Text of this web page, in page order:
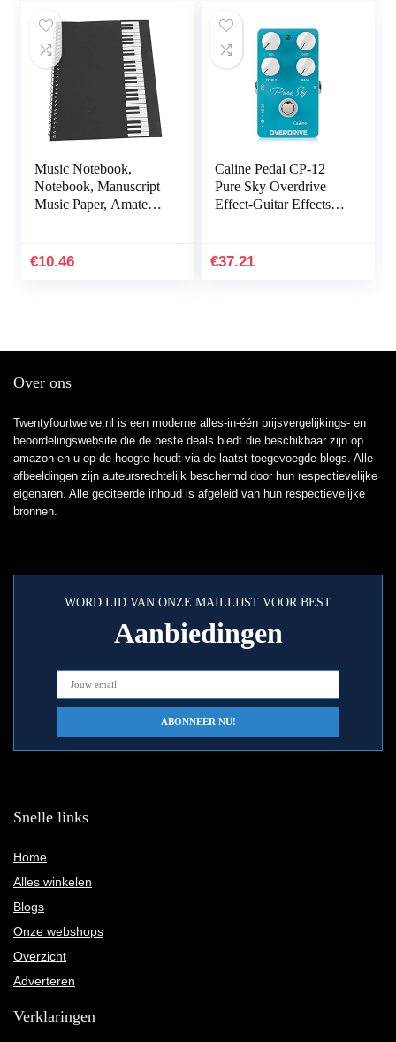
Music Notebook,
Notebook, Manuscript
Music Paper, Amateurs
piano pattern)
€10.46
Caline Pedal CP-12
Pure Sky Overdrive
Effect-Guitar Effects
€37.21
Over ons
Twentyfourtwelve.nl is een moderne alles-in-één prijsvergelijkings- en
beoordelingswebsite die de beste deals biedt die beschikbaar zijn op
amazon en u op de hoogte houdt via de laatst toegevoegde blogs. Alle
afbeeldingen zijn auteursrechtelijk beschermd door hun respectievelijke
eigenaren. Alle geciteerde inhoud is afgeleid van hun respectievelijke
bronnen.
WORD LID VAN ONZE MAILLIJST VOOR BEST
Aanbiedingen
Snelle links
Home
Alles winkelen
Blogs
Onze webshops
Overzicht
Adverteren
Verklaringen